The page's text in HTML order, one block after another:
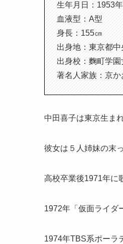
生年月日：1953
血液型：A型
身長：155㎝
出身地：東京都中
出身校：麴町学
著名人家族：京か
中田喜子は東京生ま
彼女は５人姉妹の末
高校卒業後1971年に
1972年「仮面ライダ
1974年TBS系ポーラ